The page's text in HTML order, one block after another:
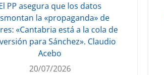
PP asegura que los datos
la «propaganda» de
«Cantabria está a la cola de
para Sánchez». Claudio
Acebo
20/07/2026